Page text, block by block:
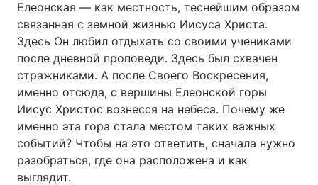
Елеонская — как местность, теснейшим образом
связанная с земной жизнью Иисуса Христа.
Здесь Он любил отдыхать со своими учениками
после дневной проповеди. Здесь был схвачен
стражниками. А после Своего Воскресения,
именно отсюда, с вершины Елеонской горы
Иисус Христос вознесся на небеса. Почему же
именно эта гора стала местом таких важных
событий? Чтобы на это ответить, сначала нужно
разобраться, где она расположена и как
выглядит.